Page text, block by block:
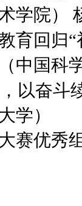
学院）
育回归“
中国科
以奋斗
学）
赛优秀